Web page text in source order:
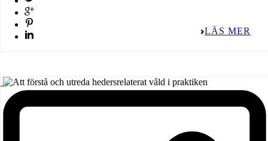
LÄS MER